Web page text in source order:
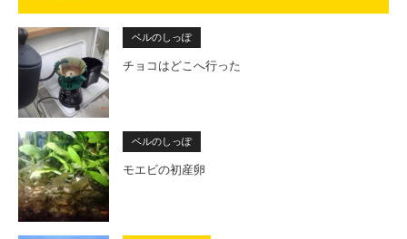
ベルのしっぽ
チョコはどこへ行った
ベルのしっぽ
モエビの初産卵